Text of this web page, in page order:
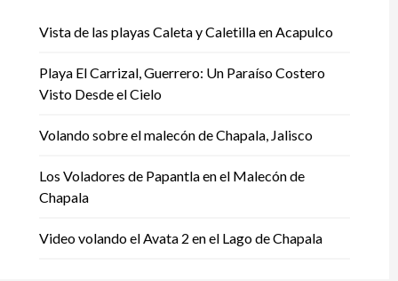
Vista de las playas Caleta y Caletilla en Acapulco
Playa El Carrizal, Guerrero: Un Paraíso Costero
Visto Desde el Cielo
Volando sobre el malecón de Chapala, Jalisco
Los Voladores de Papantla en el Malecón de
Chapala
Video volando el Avata 2 en el Lago de Chapala